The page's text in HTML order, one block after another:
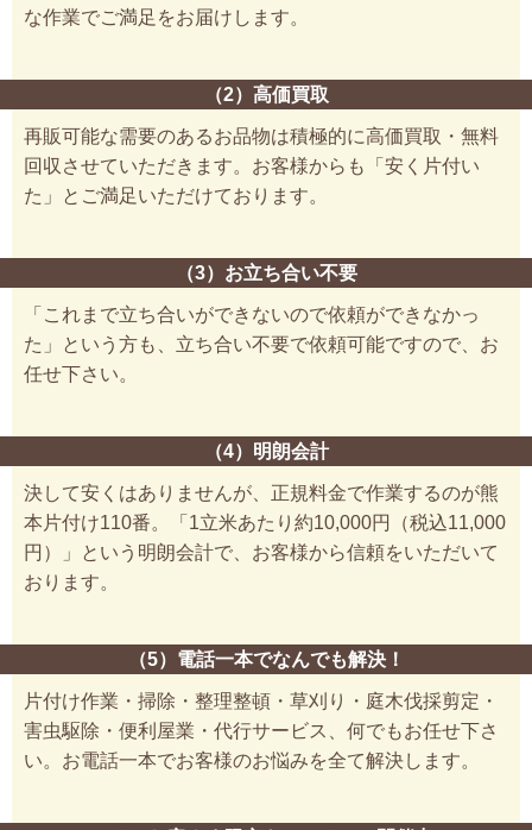
な作業でご満足をお届けします。
（2）高価買取
再販可能な需要のあるお品物は積極的に高価買取・無料
回収させていただきます。お客様からも「安く片付い
た」とご満足いただけております。
（3）お立ち合い不要
「これまで立ち合いができないので依頼ができなかっ
た」という方も、立ち合い不要で依頼可能ですので、お
任せ下さい。
（4）明朗会計
決して安くはありませんが、正規料金で作業するのが熊
本片付け110番。「1立米あたり約10,000円（税込11,000
円）」という明朗会計で、お客様から信頼をいただいて
おります。
（5）電話一本でなんでも解決！
片付け作業・掃除・整理整頓・草刈り・庭木伐採剪定・
害虫駆除・便利屋業・代行サービス、何でもお任せ下さ
い。お電話一本でお客様のお悩みを全て解決します。